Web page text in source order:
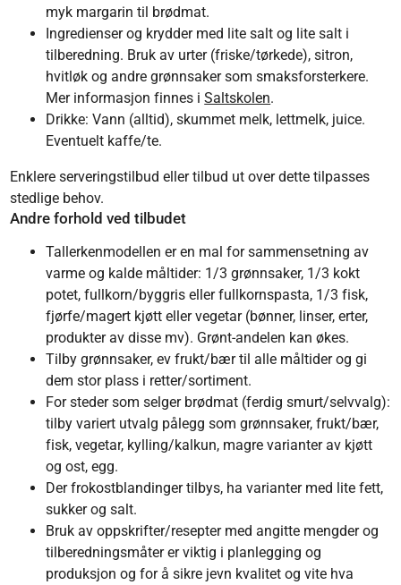
myk margarin til brødmat.
Ingredienser og krydder med lite salt og lite salt i
tilberedning. Bruk av urter (friske/tørkede), sitron,
hvitløk og andre grønnsaker som smaksforsterkere.
Mer informasjon finnes iSaltskolen.
Drikke: Vann (alltid), skummet melk, lettmelk, juice.
Eventuelt kaffe/te.
Enklere serveringstilbud eller tilbud ut over dette tilpasses
stedlige behov.
Andre forhold ved tilbudet
Tallerkenmodellen er en mal for sammensetning av
varme og kalde måltider: 1/3 grønnsaker, 1/3 kokt
potet, fullkorn/byggris eller fullkornspasta, 1/3 fisk,
fjørfe/magert kjøtt eller vegetar (bønner, linser, erter,
produkter av disse mv). Grønt-andelen kan økes.
Tilby grønnsaker, ev frukt/bær til alle måltider og gi
dem stor plass i retter/sortiment.
For steder som selger brødmat (ferdig smurt/selvvalg):
tilby variert utvalg pålegg som grønnsaker, frukt/bær,
fisk, vegetar, kylling/kalkun, magre varianter av kjøtt
og ost, egg.
Der frokostblandinger tilbys, ha varianter med lite fett,
sukker og salt.
Bruk av oppskrifter/resepter med angitte mengder og
tilberedningsmåter er viktig i planlegging og
produksjon og for å sikre jevn kvalitet og vite hva